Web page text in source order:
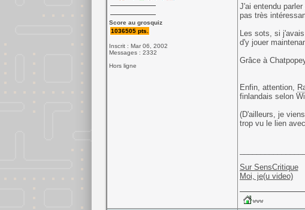
Score au grosquiz
1036505 pts.
Inscrit : Mar 06, 2002
Messages : 2332
Hors ligne
J'ai entendu parler
pas très
Les sots, si
d'y jouer
Grâce à
Enfin, attention,
finlandais selon
(D'ailleurs, je
trop vu le lien
Sur SensCritique
Moi, je(u video)